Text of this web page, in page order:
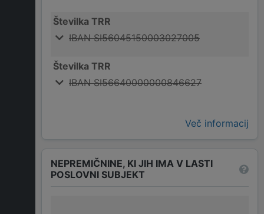
Številka TRR
IBAN SI56045150003027005
Številka TRR
IBAN SI56640000000846627
Več informacij
NEPREMIČNINE, KI JIH IMA V LASTI
POSLOVNI SUBJEKT